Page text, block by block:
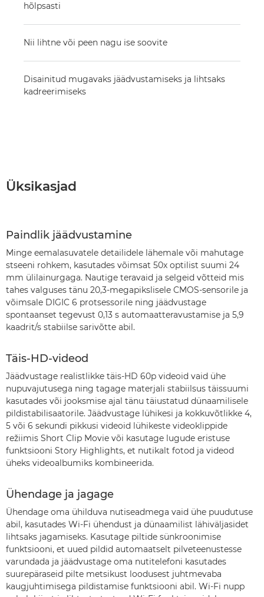
hõlpsasti
Nii lihtne või peen nagu ise soovite
Disainitud mugavaks jäädvustamiseks ja lihtsaks
kadreerimiseks
Üksikasjad
Paindlik jäädvustamine
Minge eemalasuvatele detailidele lähemale või mahutage
stseeni rohkem, kasutades võimsat 50x optilist suumi 24
mm ülilainurgaga. Nautige teravaid ja selgeid võtteid mis
tahes valguses tänu 20,3-megapikslisele CMOS-sensorile ja
võimsale DIGIC 6 protsessorile ning jäädvustage
spontaanset tegevust 0,13 s automaatteravustamise ja 5,9
kaadrit/s stabiilse sarivõtte abil.
Täis-HD-videod
Jäädvustage realistlikke täis-HD 60p videoid vaid ühe
nupuvajutusega ning tagage materjali stabiilsus täissuumi
kasutades või jooksmise ajal tänu täiustatud dünaamilisele
pildistabilisaatorile. Jäädvustage lühikesi ja kokkuvõtlikke 4,
5 või 6 sekundi pikkusi videoid lühikeste videoklippide
režiimis Short Clip Movie või kasutage lugude eristuse
funktsiooni Story Highlights, et nutikalt fotod ja videod
üheks videoalbumiks kombineerida.
Ühendage ja jagage
Ühendage oma ühilduva nutiseadmega vaid ühe puudutuse
abil, kasutades Wi-Fi ühendust ja dünaamilist lähiväljasidet
lihtsaks jagamiseks. Kasutage piltide sünkroonimise
funktsiooni, et uued pildid automaatselt pilveteenustesse
varundada ja jäädvustage oma nutitelefoni kasutades
suurepäraseid pilte metsikust loodusest juhtmevaba
kaugjuhtimisega pildistamise funktsiooni abil. Wi-Fi nupp